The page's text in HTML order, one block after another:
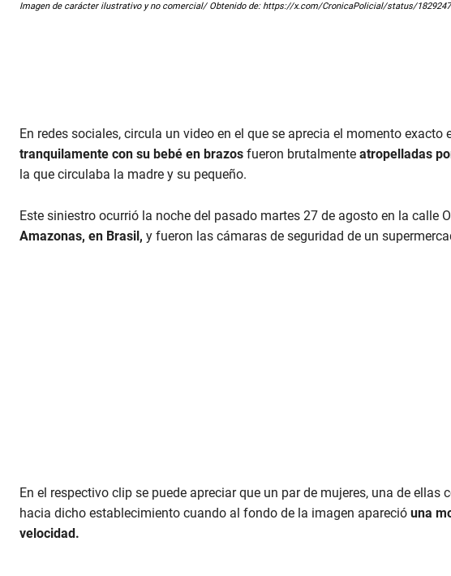
Imagen de carácter ilustrativo y no comercial/ Obtenido de: https://x.com/CronicaPolicial/status/
En redes sociales, circula un video en el que se aprecia el momento exacto
tranquilamente con su bebé en brazos fueron brutalmente atropelladas
la que circulaba la madre y su pequeño.
Este siniestro ocurrió la noche del pasado martes 27 de agosto en la calle
Amazonas, en Brasil, y fueron las cámaras de seguridad de un
En el respectivo clip se puede apreciar que un par de mujeres, una de ellas
hacia dicho establecimiento cuando al fondo de la imagen apareció una
velocidad.